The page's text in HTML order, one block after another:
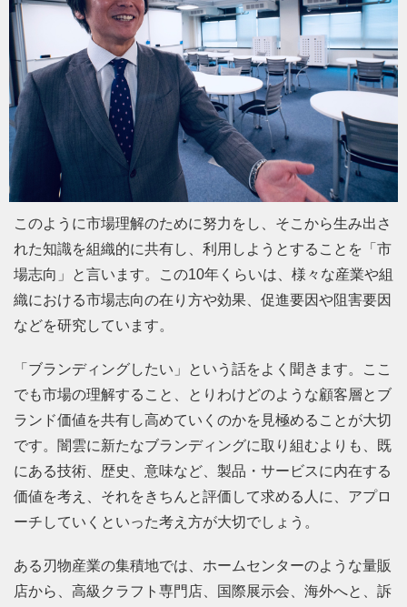
このように市場理解のために努力をし、そこから生み出さ
れた知識を組織的に共有し、利用しようとすることを「市
場志向」と言います。この10年くらいは、様々な産業や組
織における市場志向の在り方や効果、促進要因や阻害要因
などを研究しています。
「ブランディングしたい」という話をよく聞きます。ここ
でも市場の理解すること、とりわけどのような顧客層とブ
ランド価値を共有し高めていくのかを見極めることが大切
です。闇雲に新たなブランディングに取り組むよりも、既
にある技術、歴史、意味など、製品・サービスに内在する
価値を考え、それをきちんと評価して求める人に、アプロ
ーチしていくといった考え方が大切でしょう。
ある刃物産業の集積地では、ホームセンターのような量販
店から、高級クラフト専門店、国際展示会、海外へと、訴